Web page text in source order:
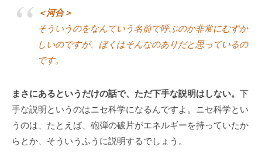
＜河合＞
そういうのをなんていう名前で呼ぶのか非常にむずか
しいのですが、ぼくはそんなのありだと思っているの
です。
まさにあるというだけの話で、ただ下手な説明はしない。 下
手な説明というのはニセ科学になるんですよ。ニセ科学とい
うのは、たとえば、砲弾の破片がエネルギーを持っていたか
らとか、そういうふうに説明するでしょう。